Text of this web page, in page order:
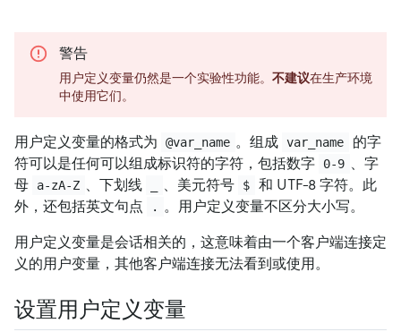
警告
用户定义变量仍然是一个实验性功能。 不建议在生产环境
中使用它们。
用户定义变量的格式为 @var_name 。组成 var_name
的字
符可以是任何可以组成标识符的字符，包括数字
0-9 、字
母
a-zA-Z 、下划线 、美元符号 $
和 UTF-8 字符。此
外，还包括英文句点
. 。用户定义变量不区分大小写。
用户定义变量是会话相关的，这意味着由一个客户端连接定
义的用户变量，其他客户端连接无法看到或使用。
设置用户定义变量